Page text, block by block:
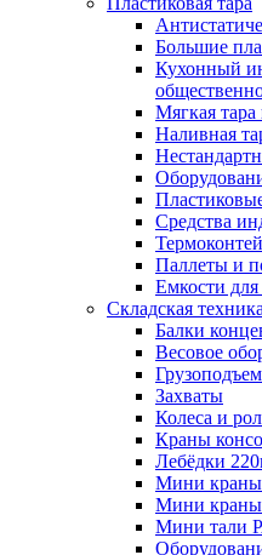
Большие
Кухонный
Мягкая тара
Наливная
Средства
Паллеты и
Емкости для
Складская
Балки
Весовое
Захваты
Колеса и
Краны
Лебёдки
Мини краны
Мини
Мини тали